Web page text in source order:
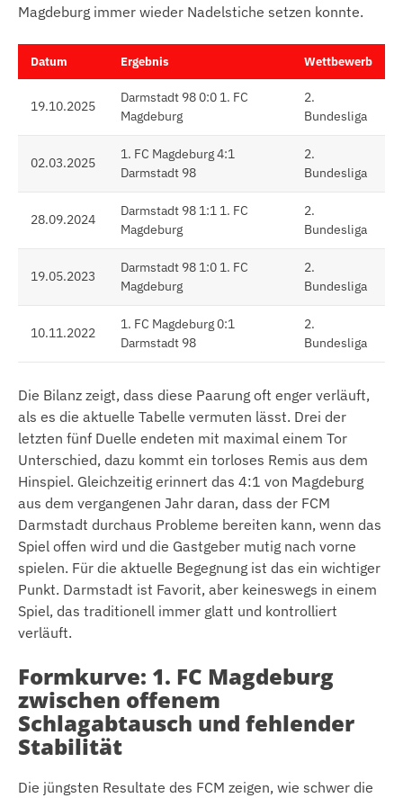
Magdeburg immer wieder Nadelstiche setzen konnte.
Datum Ergebnis Wettbewerb
19.10.2025
Darmstadt 98 0:0 1. FC
Magdeburg
2.
Bundesliga
02.03.2025
1. FC Magdeburg 4:1
Darmstadt 98
2.
Bundesliga
28.09.2024
Darmstadt 98 1:1 1. FC
Magdeburg
2.
Bundesliga
19.05.2023
Darmstadt 98 1:0 1. FC
Magdeburg
2.
Bundesliga
10.11.2022
1. FC Magdeburg 0:1
Darmstadt 98
2.
Bundesliga
Die Bilanz zeigt, dass diese Paarung oft enger verläuft,
als es die aktuelle Tabelle vermuten lässt. Drei der
letzten fünf Duelle endeten mit maximal einem Tor
Unterschied, dazu kommt ein torloses Remis aus dem
Hinspiel. Gleichzeitig erinnert das 4:1 von Magdeburg
aus dem vergangenen Jahr daran, dass der FCM
Darmstadt durchaus Probleme bereiten kann, wenn das
Spiel offen wird und die Gastgeber mutig nach vorne
spielen. Für die aktuelle Begegnung ist das ein wichtiger
Punkt. Darmstadt ist Favorit, aber keineswegs in einem
Spiel, das traditionell immer glatt und kontrolliert
verläuft.
Formkurve: 1. FC Magdeburg
zwischen offenem
Schlagabtausch und fehlender
Stabilität
Die jüngsten Resultate des FCM zeigen, wie schwer die